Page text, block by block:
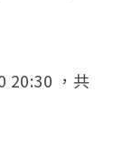
20:30 ，共